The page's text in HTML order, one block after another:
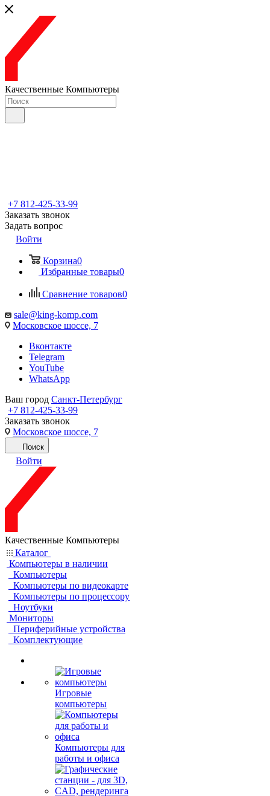
Качественные Компьютеры
+7 812-425-33-99
Заказать звонок
Задать вопрос
Войти
Корзина0
Избранные товары0
Сравнение товаров0
sale@king-komp.com
Московское шоссе, 7
Вконтакте
Telegram
YouTube
WhatsApp
Ваш город Санкт-Петербург
+7 812-425-33-99
Заказать звонок
Московское шоссе, 7
Поиск
Войти
Качественные Компьютеры
Каталог
Компьютеры в наличии
Компьютеры
Компьютеры по видеокарте
Компьютеры по процессору
Ноутбуки
Мониторы
Периферийные устройства
Комплектующие
Игровые
компьютеры
Компьютеры для
работы и офиса